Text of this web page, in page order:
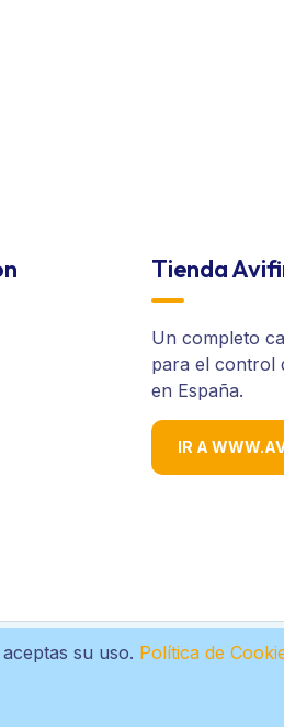
Tienda
Un completo
para el control
en España.
IR A
su uso. Política de